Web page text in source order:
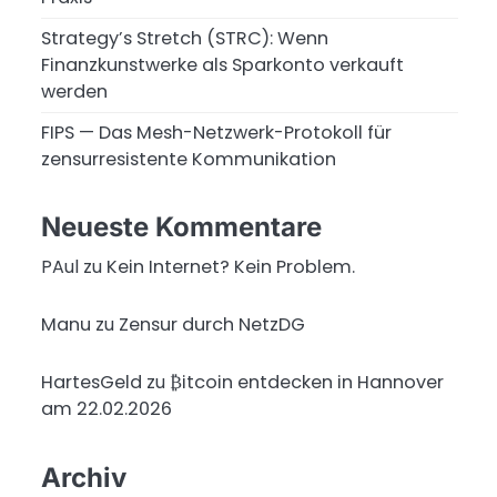
Strategy’s Stretch (STRC): Wenn
Finanzkunstwerke als Sparkonto verkauft
werden
FIPS — Das Mesh-Netzwerk-Protokoll für
zensurresistente Kommunikation
Neueste Kommentare
PAulzu Kein Internet? Kein Problem.
Manu zu Zensur durch NetzDG
HartesGeld zu ₿itcoin entdecken in Hannover
am 22.02.2026
Archiv